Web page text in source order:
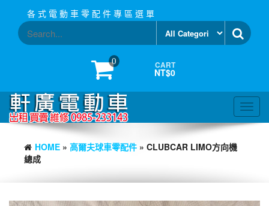
content
各 式 電 動 車 零 配 件 專 區 選 單
0 CART
NT$0
HOME » 高爾夫球車零配件 » CLUBCAR LIMO方向機
總成